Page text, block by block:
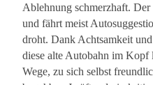
Ablehnung schmerzhaft.
und fährt meist
droht. Dank Achtsamkeit
diese alte Autobahn im Kopf
Wege, zu sich selbst